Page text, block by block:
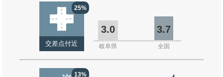
25%
交差点付近
3.0 3.7
岐阜県 全国
13%